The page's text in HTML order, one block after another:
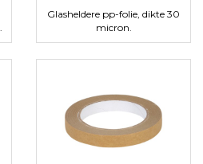
Glasheldere pp-folie, dikte 30
micron.